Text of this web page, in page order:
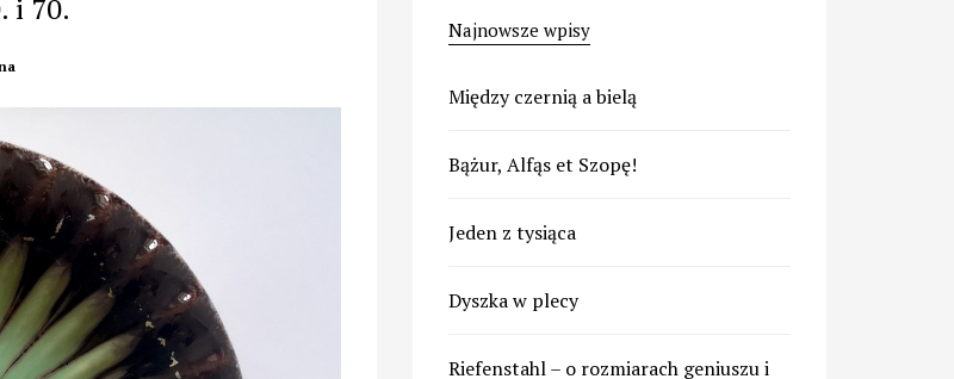
i 70.
Najnowsze wpisy
Między czernią a bielą
Bążur, Alfąs et Szopę!
Jeden z tysiąca
Dyszka w plecy
Riefenstahl – o rozmiarach geniuszu i